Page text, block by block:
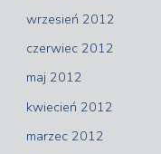
wrzesień 2012
czerwiec 2012
maj 2012
kwiecień 2012
marzec 2012